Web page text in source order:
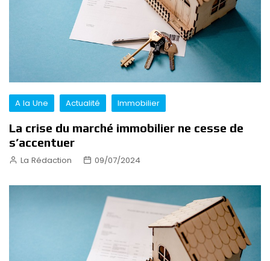
A la Une Actualité Immobilier
La crise du marché immobilier ne cesse de
s’accentuer
La Rédaction 09/07/2024